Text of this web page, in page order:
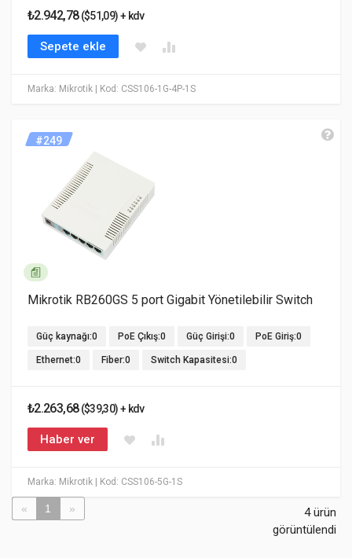
Marka: Mikrotik | Kod: CSS106-1G-4P-1S
₺2.942,78($51,09) + kdv
Sepete ekle
Marka: Mikrotik | Kod: CSS106-5G-1S
#249
Mikrotik RB260GS 5 port Gigabit Yönetilebilir Switch
Güç kaynağı:0 PoE Çıkış:0 Güç Girişi:0 PoE Giriş:0
Ethernet:0 Fiber:0 Switch Kapasitesi:0
₺2.263,68($39,30) + kdv
Haber ver
« 1 »
4 ürün
görüntülendi